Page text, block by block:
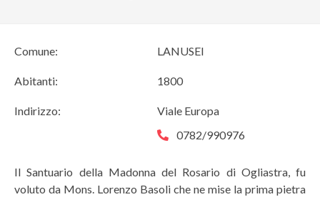
Comune: LANUSEI
Abitanti: 1800
Indirizzo:
Viale Europa
0782/990976
Il Santuario della Madonna del Rosario di Ogliastra, fu
voluto da Mons. Lorenzo Basoli che ne mise la prima pietra